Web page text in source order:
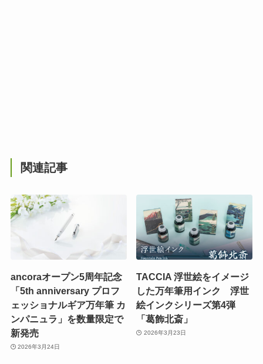
関連記事
ancoraオープン5周年記念
「5th anniversary プロフ
ェッショナルギア万年筆 カ
ンパニュラ」を数量限定で
新発売
2026年3月24日
TACCIA 浮世絵をイメージ
した万年筆用インク 浮世
絵インクシリーズ第4弾
「葛飾北斎」
2026年3月23日